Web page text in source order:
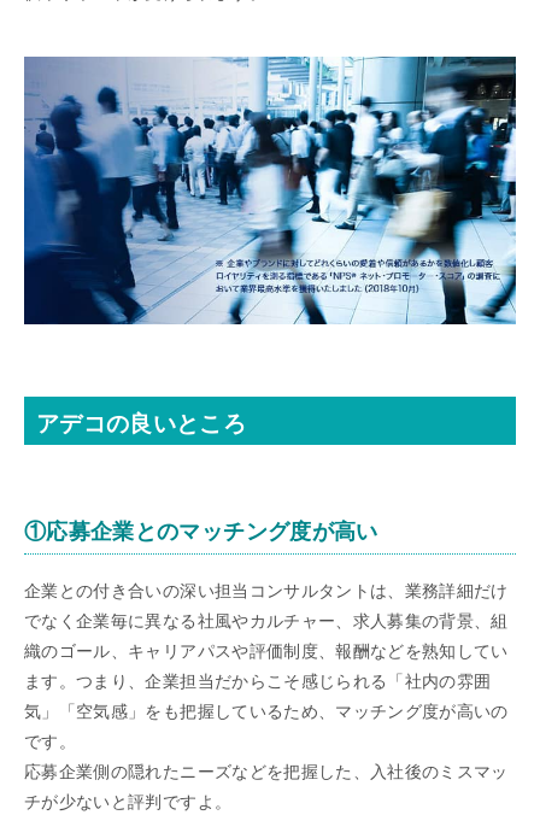
アデコの良いところ
①応募企業とのマッチング度が高い
企業との付き合いの深い担当コンサルタントは、業務詳細だけ
でなく企業毎に異なる社風やカルチャー、求人募集の背景、組
織のゴール、キャリアパスや評価制度、報酬などを熟知してい
ます。つまり、企業担当だからこそ感じられる「社内の雰囲
気」「空気感」をも把握しているため、マッチング度が高いの
です。
応募企業側の隠れたニーズなどを把握した、入社後のミスマッ
チが少ないと評判ですよ。